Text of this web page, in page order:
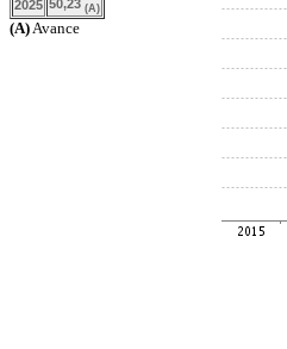
2025 50,23 (A)
(A)Avance